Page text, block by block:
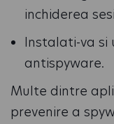
inchiderea
Instalati-va
antispyware.
Multe dintre
prevenire a